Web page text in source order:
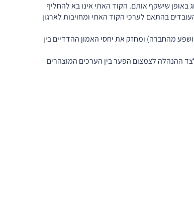
שישקף אותם. הקוד האתי אינו בא להחליף
בהתאם לערכי הקוד האתי ומחויבות לארגון
מהחברה) ומחזק את יחסי האמון ההדדיים בין
ההנהלה לצמצום הפער בין הערכים המוצהרים